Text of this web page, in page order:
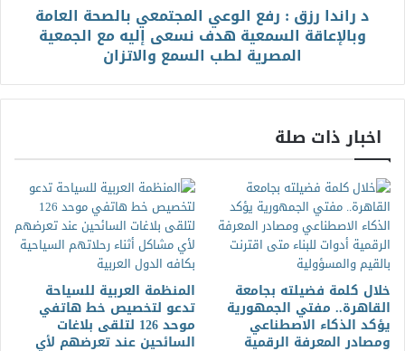
د راندا رزق : رفع الوعي المجتمعي بالصحة العامة
وبالإعاقة السمعية هدف نسعى إليه مع الجمعية
المصرية لطب السمع والاتزان
اخبار ذات صلة
خلال كلمة فضيلته بجامعة
القاهرة.. مفتي الجمهورية
يؤكد الذكاء الاصطناعي
ومصادر المعرفة الرقمية
المنظمة العربية للسياحة
تدعو لتخصيص خط هاتفي
موحد 126 لتلقى بلاغات
السائحين عند تعرضهم لأي